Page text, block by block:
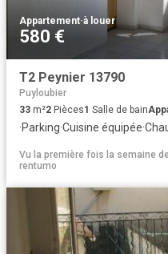
Appartement·à louer
580 €
T2 Peynier 13790
Puyloubier
33 m²2 Pièces1 Salle de bain
·Parking·Cuisine équipée·
Vu la première fois la semaine
rentumo